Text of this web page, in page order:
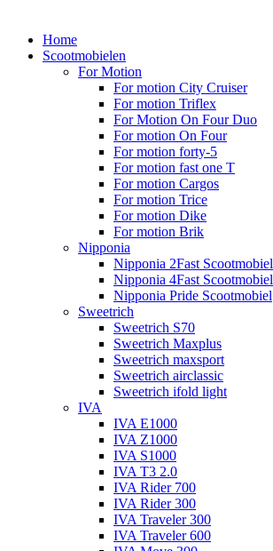
Home
Scootmobielen
For Motion
For motion City Cruiser
For motion Triflex
For Motion On Four Duo
For motion On Four
For motion forty-5
For motion fast one T
For motion Cargos
For motion Trice
For motion Dike
For motion Brik
Nipponia
Nipponia 2Fast Scootmobiel
Nipponia 4Fast Scootmobiel
Nipponia Pride Scootmobiel
Sweetrich
Sweetrich S70
Sweetrich Maxplus
Sweetrich maxsport
Sweetrich airclassic
Sweetrich ifold light
IVA
IVA E1000
IVA Z1000
IVA S1000
IVA T3 2.0
IVA Rider 700
IVA Rider 300
IVA Traveler 300
IVA Traveler 600